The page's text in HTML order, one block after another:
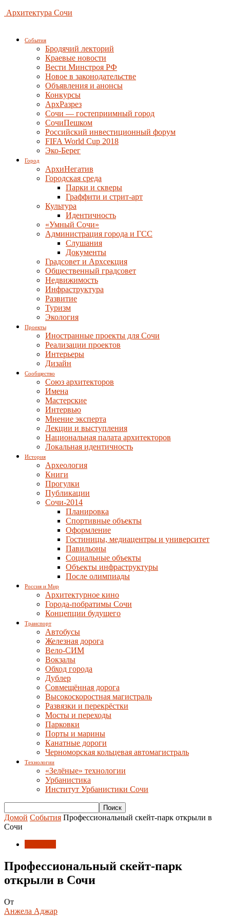
Архитектура Сочи
События
Бродячий лекторий
Краевые новости
Вести Минстроя РФ
Новое в законодательстве
Объявления и анонсы
Конкурсы
АрхРазрез
Сочи — гостеприимный город
СочиПешком
Российский инвестиционный форум
FIFA World Cup 2018
Эко-Берег
Город
АрхиНегатив
Городская среда
Парки и скверы
Граффити и стрит-арт
Культура
Идентичность
«Умный Сочи»
Администрация города и ГСС
Слушания
Документы
Градсовет и Архсекция
Общественный градсовет
Недвижимость
Инфраструктура
Развитие
Туризм
Экология
Проекты
Иностранные проекты для Сочи
Реализации проектов
Интерьеры
Дизайн
Сообщество
Союз архитекторов
Имена
Мастерские
Интервью
Мнение эксперта
Лекции и выступления
Национальная палата архитекторов
Локальная идентичность
История
Археология
Книги
Прогулки
Публикации
Сочи-2014
Планировка
Спортивные объекты
Оформление
Гостиницы, медиацентры и университет
Павильоны
Социальные объекты
Объекты инфраструктуры
После олимпиады
Россия и Мир
Архитектурное кино
Города-побратимы Сочи
Концепции будущего
Транспорт
Автобусы
Железная дорога
Вело-СИМ
Вокзалы
Обход города
Дублер
Совмещённая дорога
Высокоскоростная магистраль
Развязки и перекрёстки
Мосты и переходы
Парковки
Порты и марины
Канатные дороги
Черноморская кольцевая автомагистраль
Технологии
«Зелёные» технологии
Урбанистика
Институт Урбанистики Сочи
Домой События Профессиональный скейт-парк открыли в
Сочи
Профессиональный скейт-парк
открыли в Сочи
От
Анжела Аджар